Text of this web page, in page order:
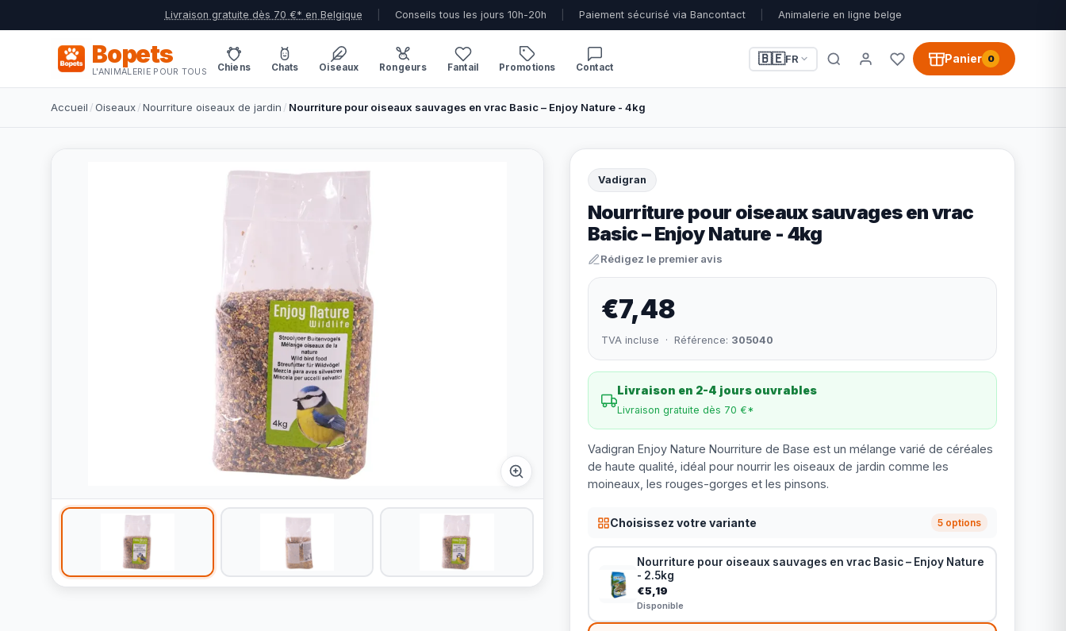
Livraison gratuite dès 70 €* en Belgique Conseils tous les jours 10h-20h Paiement sécurisé via Bancontact Animalerie en ligne belge
Bopets
L'ANIMALERIE POUR TOUS Chiens Chats Oiseaux Rongeurs Fantail Promotions Contact
🇧🇪FR Panier 0
Accueil /Oiseaux/Nourriture oiseaux de jardin / Nourriture pour oiseaux sauvages en vrac Basic – Enjoy Nature - 4kg
Vadigran
Nourriture pour oiseaux sauvages en vrac
Basic – Enjoy Nature - 4kg
Rédigez le premier avis
€7,48
TVA incluse · Référence: 305040
Livraison en 2-4 jours ouvrables
Livraison gratuite dès 70 €*
Vadigran Enjoy Nature Nourriture de Base est un mélange varié de céréales
de haute qualité, idéal pour nourrir les oiseaux de jardin comme les
moineaux, les rouges-gorges et les pinsons.
Choisissez votre variante 5 options
Nourriture pour oiseaux sauvages en vrac Basic – Enjoy Nature
- 2.5kg
€5,19
Disponible